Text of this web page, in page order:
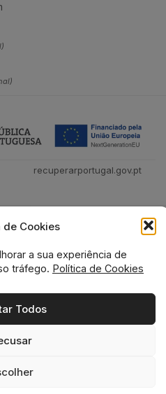
de Cookies
a sua experiência de
tráfego. Política de Cookies
Todos
recuperarportugal.gov.pt
0